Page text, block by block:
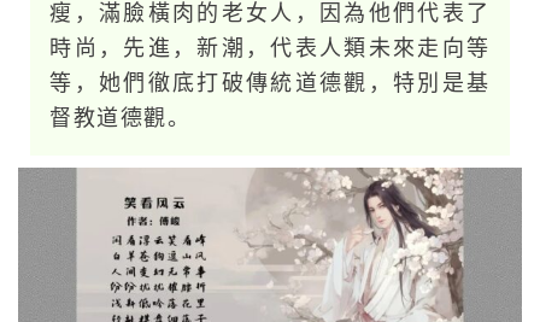
瘦，滿臉橫肉的老女人，因為他們代表了
時尚，先進，新潮，代表人類未來走向等
等，她們徹底打破傳統道德觀，特別是基
督教道德觀。